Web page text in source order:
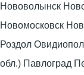
Нововолынск
Новомосковск
Роздол
обл.) Павлоград